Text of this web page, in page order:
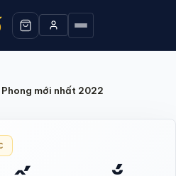
mới nhất 2022